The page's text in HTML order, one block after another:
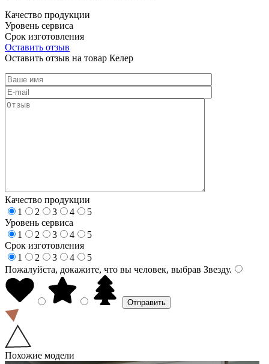
Качество продукции
Уровень сервиса
Срок изготовления
Оставить отзыв
Оставить отзыв на товар Келер
Качество продукции
1
2 3 4
5
Уровень сервиса
1
2 3 4
5
Срок изготовления
1
2 3 4
5
Пожалуйста, докажите, что вы человек, выбрав Звезду.
Похожие модели